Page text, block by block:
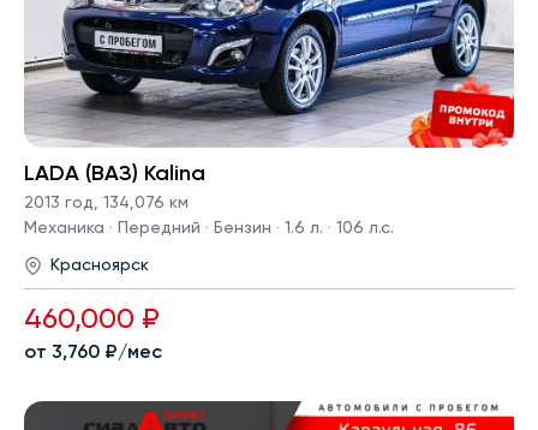
LADA (ВАЗ) Kalina
2013 год, 134,076 км
Механика · Передний · Бензин · 1.6 л. · 106 л.с.
Красноярск
460,000 ₽
от 3,760 ₽/мес